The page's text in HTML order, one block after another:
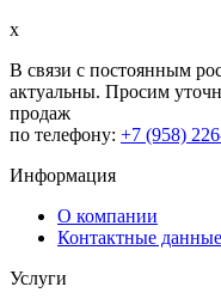
x
В связи с постоянным
актуальны. Просим
продаж
по телефону: +7 (958)
Информация
О компании
Контактные данные
Услуги